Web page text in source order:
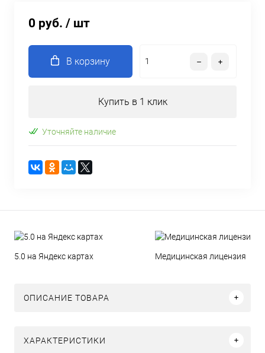
0 руб. / шт
В корзину
Купить в 1 клик
Уточняйте наличие
5.0 на Яндекс картах Медицинская лицензия
ОПИСАНИЕ ТОВАРА
ХАРАКТЕРИСТИКИ